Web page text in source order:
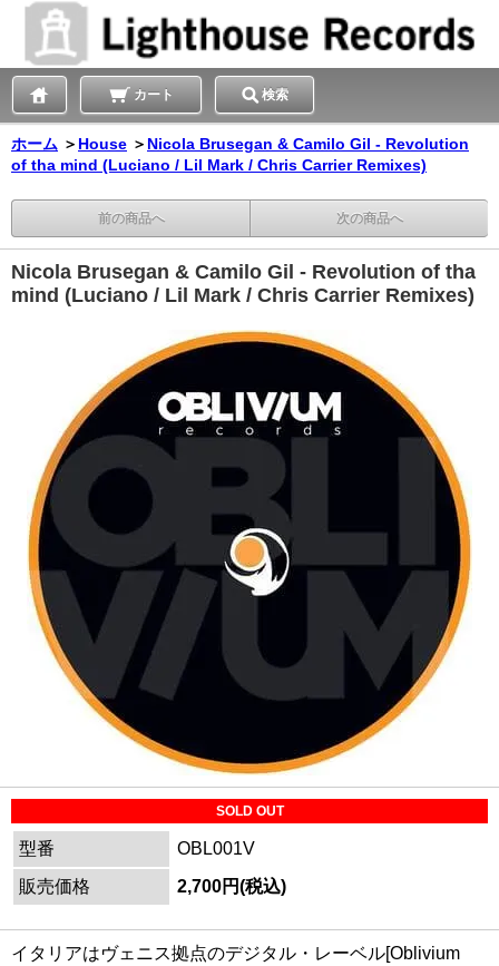
カート 検索
ホーム ＞ House ＞ Nicola Brusegan & Camilo Gil - Revolution
of tha mind (Luciano / Lil Mark / Chris Carrier Remixes)
前の商品へ 次の商品へ
Nicola Brusegan & Camilo Gil - Revolution of tha
mind (Luciano / Lil Mark / Chris Carrier Remixes)
SOLD OUT
型番
OBL001V
販売価格
2,700円(税込)
イタリアはヴェニス拠点のデジタル・レーベル[Oblivium